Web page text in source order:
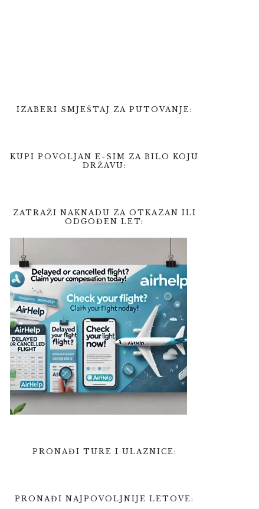
IZABERI SMJEŠTAJ ZA PUTOVANJE:
KUPI POVOLJAN E-SIM ZA BILO KOJU
DRŽAVU:
ZATRAŽI NAKNADU ZA OTKAZAN ILI
ODGOĐEN LET:
PRONAĐI TURE I ULAZNICE:
PRONAĐI NAJPOVOLJNIJE LETOVE: